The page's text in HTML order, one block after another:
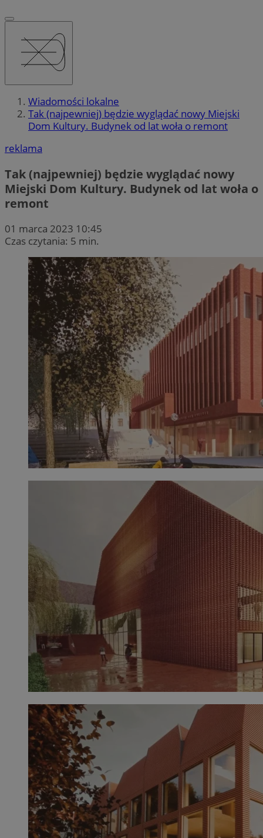
Wiadomości lokalne
Tak (najpewniej) będzie wyglądać nowy Miejski
Dom Kultury. Budynek od lat woła o remont
reklama
Tak (najpewniej) będzie wyglądać nowy
Miejski Dom Kultury. Budynek od lat woła o
remont
01 marca 2023 10:45
Czas czytania: 5 min.